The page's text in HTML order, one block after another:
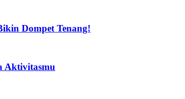
Dompet Tenang!
Aktivitasmu